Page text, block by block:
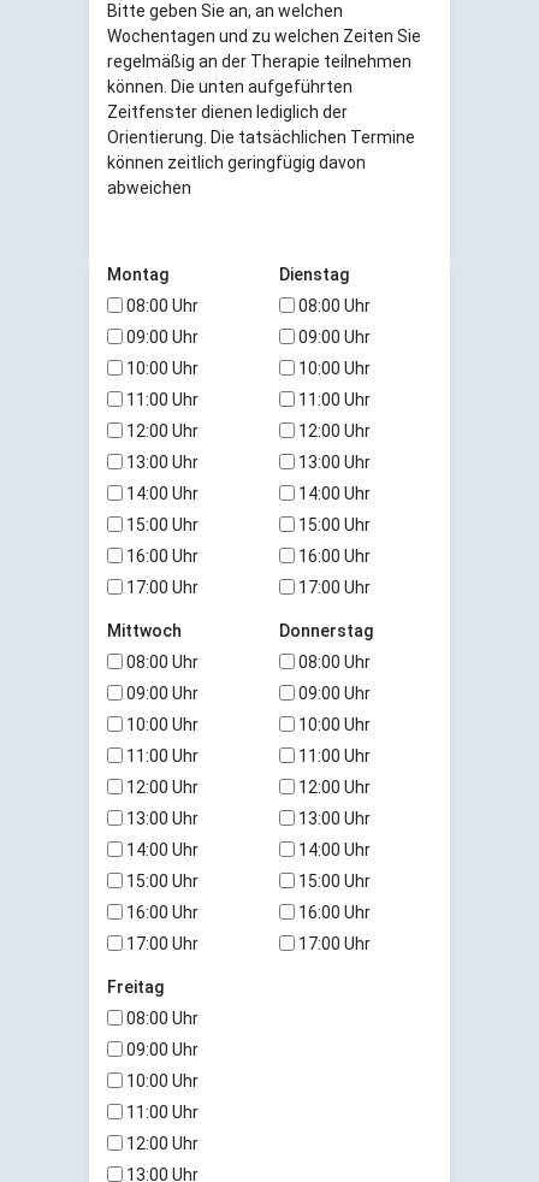
Bitte geben Sie an, an welchen
Wochentagen und zu welchen Zeiten Sie
regelmäßig an der Therapie teilnehmen
können. Die unten aufgeführten
Zeitfenster dienen lediglich der
Orientierung. Die tatsächlichen Termine
können zeitlich geringfügig davon
abweichen
Montag
08:00 Uhr
09:00 Uhr
10:00 Uhr
11:00 Uhr
12:00 Uhr
13:00 Uhr
14:00 Uhr
15:00 Uhr
16:00 Uhr
17:00 Uhr
Dienstag
08:00 Uhr
09:00 Uhr
10:00 Uhr
11:00 Uhr
12:00 Uhr
13:00 Uhr
14:00 Uhr
15:00 Uhr
16:00 Uhr
17:00 Uhr
Mittwoch
08:00 Uhr
09:00 Uhr
10:00 Uhr
11:00 Uhr
12:00 Uhr
13:00 Uhr
14:00 Uhr
15:00 Uhr
16:00 Uhr
17:00 Uhr
Donnerstag
08:00 Uhr
09:00 Uhr
10:00 Uhr
11:00 Uhr
12:00 Uhr
13:00 Uhr
14:00 Uhr
15:00 Uhr
16:00 Uhr
17:00 Uhr
Freitag
08:00 Uhr
09:00 Uhr
10:00 Uhr
11:00 Uhr
12:00 Uhr
13:00 Uhr